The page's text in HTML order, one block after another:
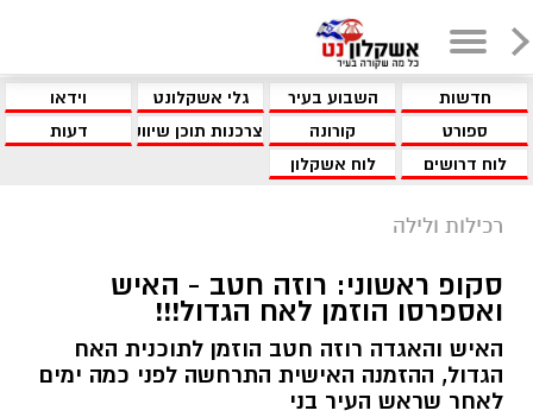
חדשות השבוע בעיר גלי אשקלונט
וידאו
ספורט
קורונה צרכנות תוכן שיווקי
דעות
לוח דרושים
לוח אשקלון
רכילות ולילה
סקופ ראשוני: רוזה חטב - האיש
ואספרסו הוזמן לאח הגדול!!!
האיש והאגדה רוזה חטב הוזמן לתוכנית האח
הגדול, ההזמנה האישית התרחשה לפני כמה ימים
לאחר שראש העיר בני